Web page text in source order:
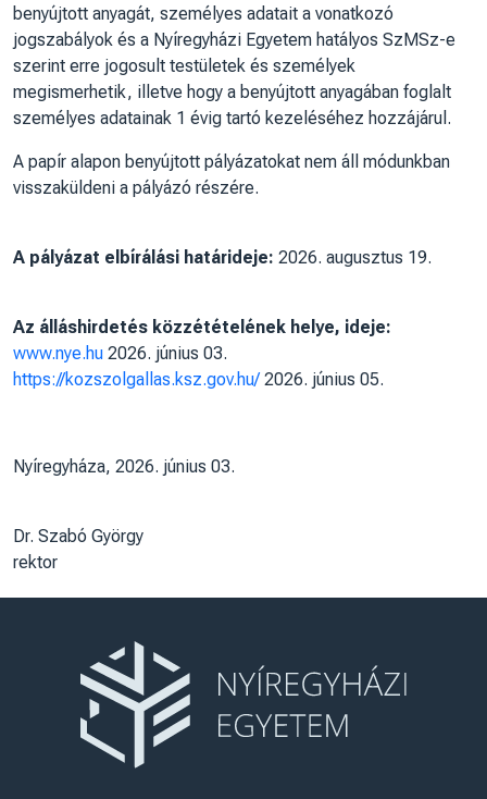
benyújtott anyagát, személyes adatait a vonatkozó
jogszabályok és a Nyíregyházi Egyetem hatályos SzMSz-e
szerint erre jogosult testületek és személyek
megismerhetik, illetve hogy a benyújtott anyagában foglalt
személyes adatainak 1 évig tartó kezeléséhez hozzájárul.
A papír alapon benyújtott pályázatokat nem áll módunkban
visszaküldeni a pályázó részére.
A pályázat elbírálási határideje: 2026. augusztus 19.
Az álláshirdetés közzétételének helye, ideje:
www.nye.hu 2026. június 03.
https://kozszolgallas.ksz.gov.hu/2026. június 05.
Nyíregyháza, 2026. június 03.
Dr. Szabó György
rektor